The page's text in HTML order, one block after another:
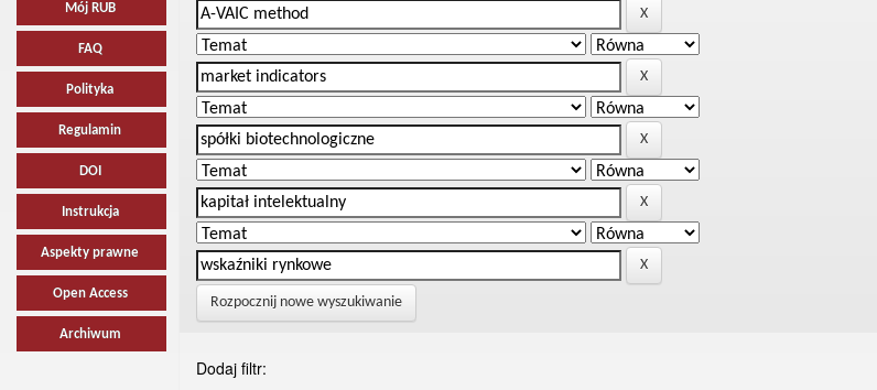
Mój RUB
FAQ
Polityka
Regulamin
DOI
Instrukcja
Aspekty prawne
Open Access
Archiwum
Rozpocznij nowe wyszukiwanie
Dodaj filtr: